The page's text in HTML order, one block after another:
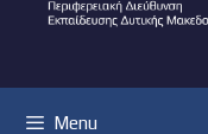
Menu